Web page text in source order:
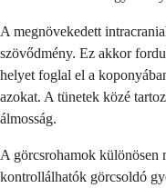
A megnövekedett
szövődmény. Ez akkor
helyet foglal el a
azokat. A tünetek közé
álmosság.
A görcsrohamok különösen
kontrollálhatók görcsoldó